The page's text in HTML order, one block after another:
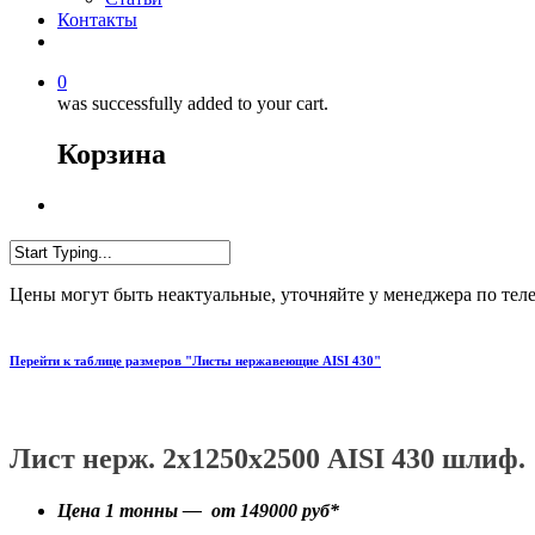
Контакты
0
was successfully added to your cart.
Корзина
Цены могут быть неактуальные, уточняйте у менеджера по
Перейти к таблице размеров "Листы нержавеющие AISI 430"
Лист нерж. 2х1250х2500 AISI 430 шлиф.
Цена 1 тонны — от 149000 руб*